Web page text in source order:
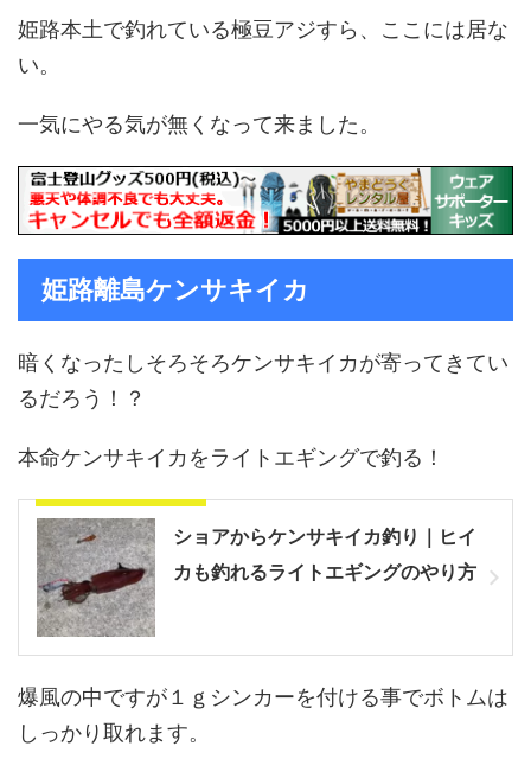
姫路本土で釣れている極豆アジすら、ここには居な
い。
一気にやる気が無くなって来ました。
姫路離島ケンサキイカ
暗くなったしそろそろケンサキイカが寄ってきてい
るだろう！？
本命ケンサキイカをライトエギングで釣る！
ショアからケンサキイカ釣り｜ヒイ
カも釣れるライトエギングのやり方
爆風の中ですが１ｇシンカーを付ける事でボトムは
しっかり取れます。